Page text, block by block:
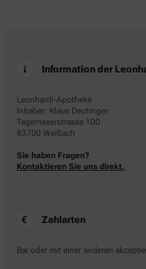
Information der
Leonhardi-Apotheke
Inhaber: Klaus Deutinger
Tegernseerstrasse 100
83700 Weißach
Sie haben Fragen?
Kontaktieren Sie uns direkt.
Zahlarten
Bar oder mit einer anderen